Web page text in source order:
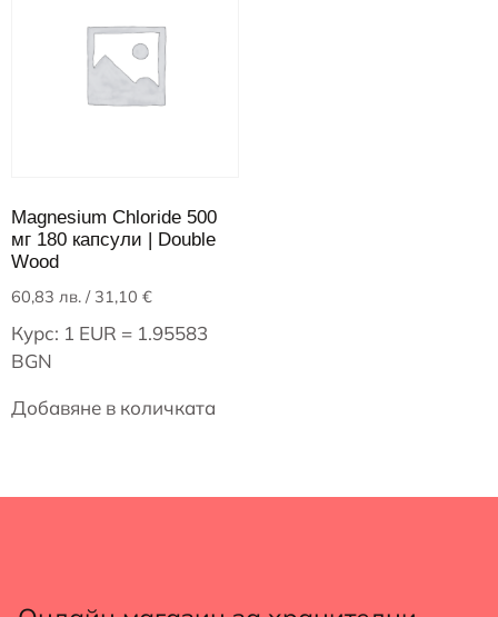
Magnesium Chloride 500
мг 180 капсули | Double
Wood
60,83 лв. / 31,10 €
Курс: 1 EUR = 1.95583
BGN
Добавяне в количката